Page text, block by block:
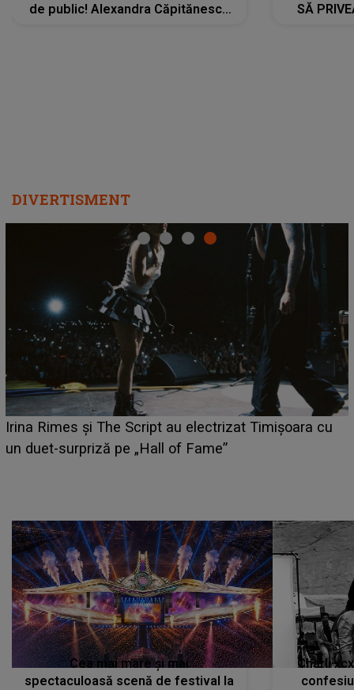
de public! Alexandra Căpitănescu
SĂ
DIVERTISMENT
cu
HOROSCOP 6 august 2026. Zodia care
câștige mai mulți bani. O oportunitate
Cea mai mare și mai
spectaculoasă scenă de festival la
Charli